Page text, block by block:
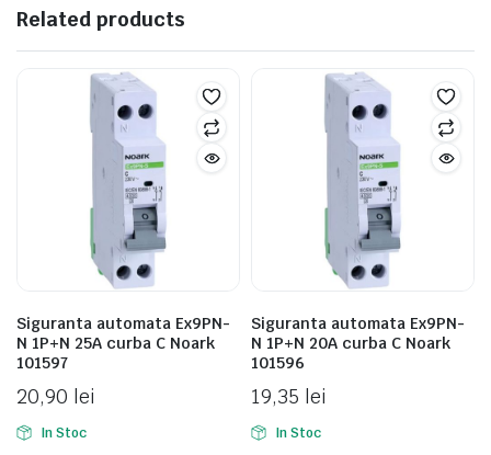
Related products
Siguranta automata Ex9PN-
N 1P+N 25A curba C Noark
101597
20,90 lei
In Stoc
Siguranta automata Ex9PN-
N 1P+N 20A curba C Noark
101596
19,35 lei
In Stoc